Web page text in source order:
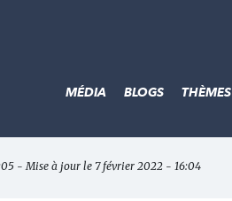
MÉDIA BLOGS THÈMES
- Mise à jour le 7 février 2022 - 16:04